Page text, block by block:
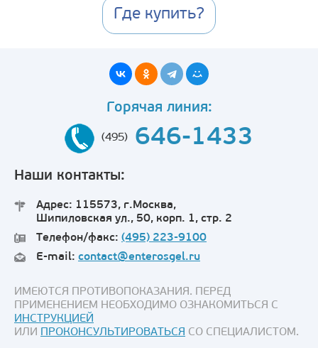
Где купить?
Горячая линия:
(495) 646-1433
Наши контакты:
Адрес: 115573, г.Москва,
Шипиловская ул., 50, корп. 1, стр. 2
Телефон/факс: (495) 223-9100
E-mail: contact@enterosgel.ru
ИМЕЮТСЯ ПРОТИВОПОКАЗАНИЯ. ПЕРЕД
ПРИМЕНЕНИЕМ НЕОБХОДИМО ОЗНАКОМИТЬСЯ С
ИНСТРУКЦИЕЙ
ИЛИ ПРОКОНСУЛЬТИРОВАТЬСЯ СО СПЕЦИАЛИСТОМ.